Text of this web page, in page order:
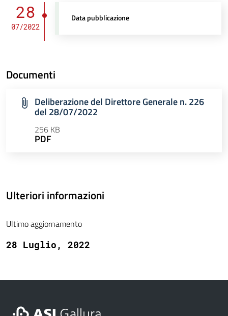
28
07/2022
Data pubblicazione
Documenti
Deliberazione del Direttore Generale n. 226
del 28/07/2022
256 KB
PDF
Ulteriori informazioni
Ultimo aggiornamento
28 Luglio, 2022